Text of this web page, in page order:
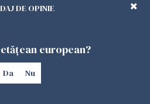
pentru șantiere din
de până la 29 de lire pe
DE OPINIE
european?
Da Nu